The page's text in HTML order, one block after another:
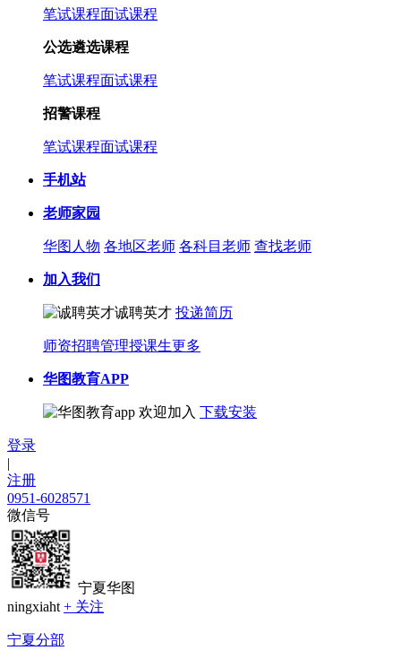
笔试课程面试课程
公选遴选课程
笔试课程面试课程
招警课程
笔试课程面试课程
手机站
老师家园
华图人物 各地区老师 各科目老师 查找老师
加入我们
诚聘英才 投递简历
师资招聘管理授课生更多
华图教育APP
欢迎加入 下载安装
登录
|
注册
0951-6028571
微信号
宁夏华图
ningxiaht + 关注
宁夏分部